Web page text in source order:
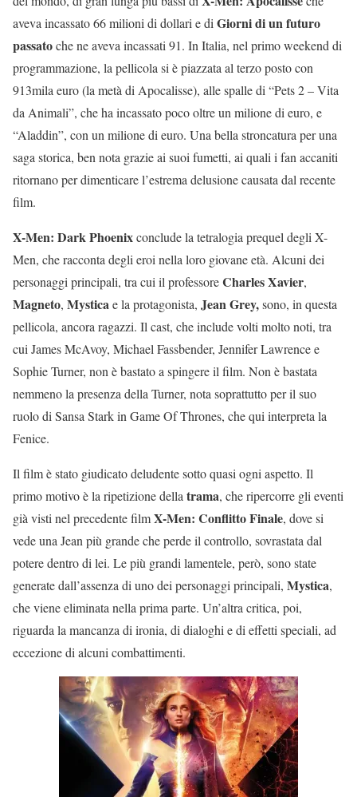
aveva incassato 66 milioni di dollari e di Giorni di un futuro
passatoche ne aveva incassati 91. In Italia, nel primo weekend di
programmazione, la pellicola si è piazzata al terzo posto con
913mila euro (la metà di Apocalisse), alle spalle di “Pets 2 – Vita
da Animali”, che ha incassato poco oltre un milione di euro, e
“Aladdin”, con un milione di euro. Una bella stroncatura per una
saga storica, ben nota grazie ai suoi fumetti, ai quali i fan accaniti
ritornano per dimenticare l’estrema delusione causata dal recente
film.
X-Men: Dark Phoenixconclude la tetralogia prequel degli X-
Men, che racconta degli eroi nella loro giovane età. Alcuni dei
personaggi principali, tra cui il professoreCharles Xavier,
Magneto, Mysticae la protagonista, Jean Grey,sono, in questa
pellicola, ancora ragazzi. Il cast, che include volti molto noti, tra
cui James McAvoy, Michael Fassbender, Jennifer Lawrence e
Sophie Turner, non è bastato a spingere il film. Non è bastata
nemmeno la presenza della Turner, nota soprattutto per il suo
ruolo di Sansa Stark in Game Of Thrones, che qui interpreta la
Fenice.
Il film è stato giudicato deludente sotto quasi ogni aspetto. Il
primo motivo è la ripetizione della trama, che ripercorre gli eventi
già visti nel precedente filmX-Men: Conflitto Finale, dove si
vede una Jean più grande che perde il controllo, sovrastata dal
potere dentro di lei. Le più grandi lamentele, però, sono state
generate dall’assenza di uno dei personaggi principali, Mystica,
che viene eliminata nella prima parte. Un’altra critica, poi,
riguarda la mancanza di ironia, di dialoghi e di effetti speciali, ad
eccezione di alcuni combattimenti.